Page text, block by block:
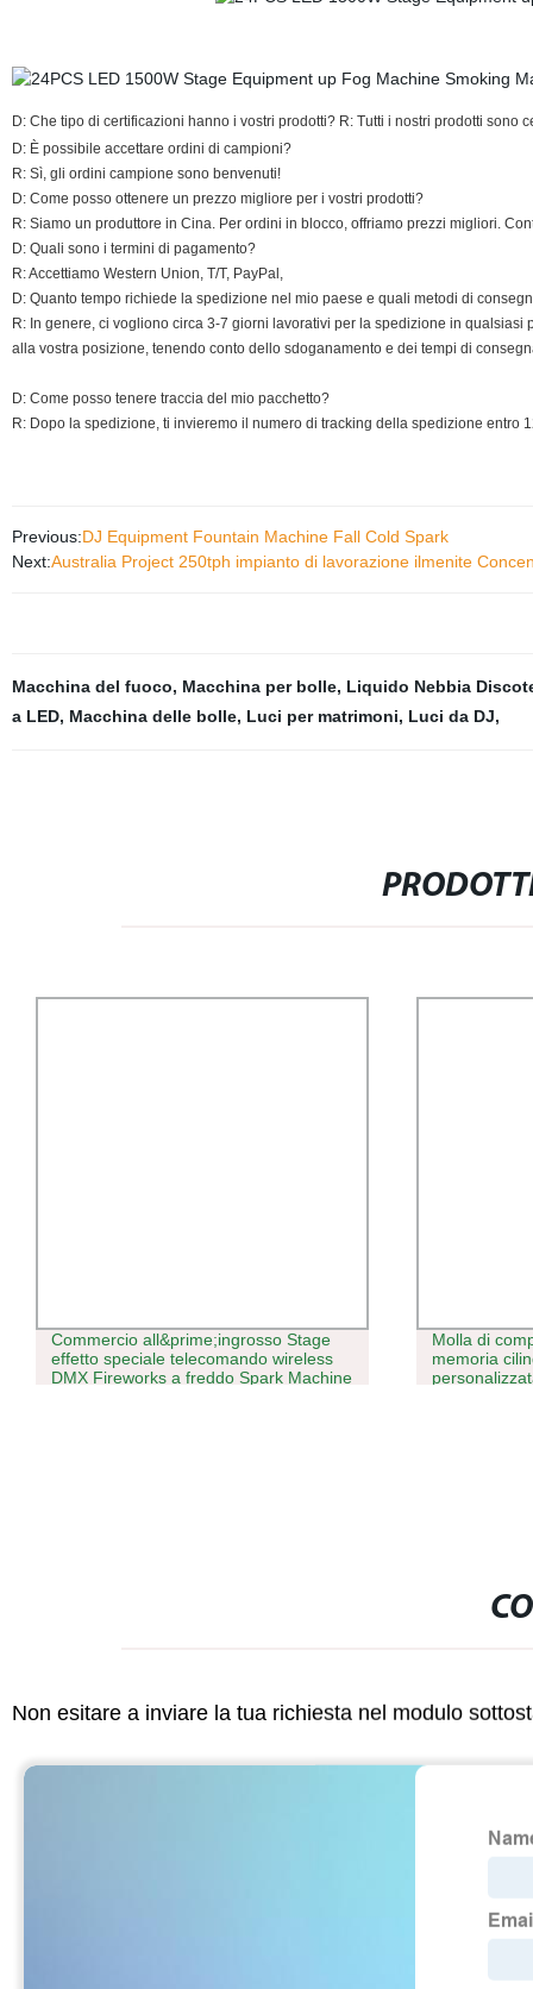
D: Che tipo di certificazioni hanno i vostri prodotti? R: Tutti i nostri prodotti sono
D: È possibile accettare ordini di campioni?
R: Sì, gli ordini campione sono benvenuti!
D: Come posso ottenere un prezzo migliore per i vostri prodotti?
R: Siamo un produttore in Cina. Per ordini in blocco, offriamo prezzi migliori.
D: Quali sono i termini di pagamento?
R: Accettiamo Western Union, T/T, PayPal,
D: Quanto tempo richiede la spedizione nel mio paese e quali metodi di
R: In genere, ci vogliono circa 3-7 giorni lavorativi per la spedizione in
alla vostra posizione, tenendo conto dello sdoganamento e dei tempi di
D: Come posso tenere traccia del mio pacchetto?
R: Dopo la spedizione, ti invieremo il numero di tracking della spedizione
Previous:DJ Equipment Fountain Machine Fall Cold Spark
Next:Australia Project 250tph impianto di lavorazione ilmenite
Macchina del fuoco, Macchina per bolle, Liquido Nebbia
a LED, Macchina delle bolle, Luci per matrimoni, Luci da DJ,
Commercio all&prime;ingrosso Stage
effetto speciale telecomando wireless
DMX Fireworks a freddo Spark Machine
Molla di
memoria
Non esitare a inviare la tua richiesta nel modulo